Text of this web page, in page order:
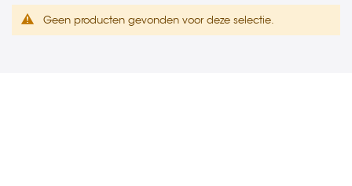
Geen producten gevonden voor deze selectie.